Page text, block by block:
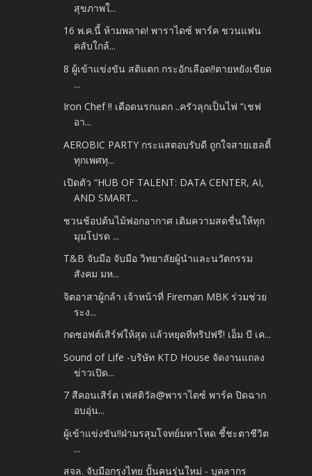
สุขภาพใ...
16 พ.ค.นี้ ห้ามพลาด! พาราไดซ์ พาร์ค ชวนแฟน
คลับใกล้...
8 ผู้เข้าแข่งขัน สติแตก กระอักเลือด!!ตายหยังเขียด
...
Iron Chef !! เดือดนรกแตก ..ครัวลุกเป็นไฟ “เชฟ
อา...
AEROBIC PARTY กระแสตอบรับดี ถูกใจสายเฮลตี้
ทุกเพศทุ...
เปิดตัว “HUB OF TALENT: DATA CENTER, AI,
AND SMART...
ชวนช้อปต้นไม้ฟอกอากาศ เติมความสดชื่นให้ทุก
มุมโปรด ...
T&B จับมือ จับมือ วิทยาลัยผู้นำและนวัตกรรม
สังคม มห...
จิตอาสาผู้กล้า เจ้าหน้าที่ Fireman MBK ร่วมช่วย
ระง...
กดซอฟต์เสิร์ฟให้สุด แล้วหยุดที่ทริปฟรี! เอ็ม บี เค...
Sound of Life -บริษัท KTD House จัดงานแถลง
ข่าวเปิด...
7 สีคอนเสิร์ต เฟสติวัล@พาราไดซ์ พาร์ค ปิดฉาก
อบอุ่น...
ผู้เข้าแข่งขัน!!ฝ่ามรสุมโจทย์มหาโหด ชี้ชะตาชีวิต
...
สจล. จับมือกรุงไทย ปั้นคนรุ่นใหม่ - บุคลากร